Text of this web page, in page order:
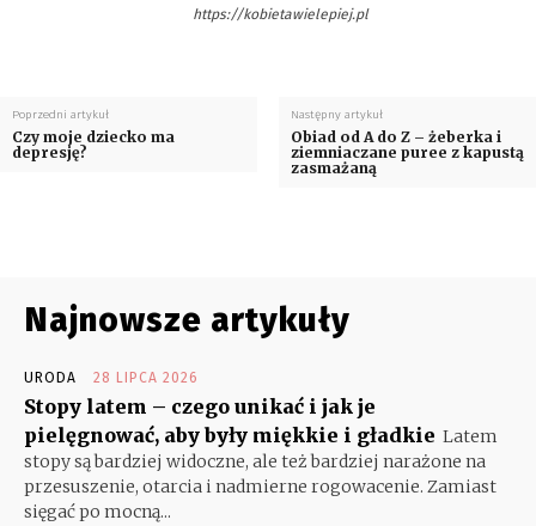
https://kobietawielepiej.pl
Poprzedni artykuł
Czy moje dziecko ma
depresję?
Następny artykuł
Obiad od A do Z – żeberka i
ziemniaczane puree z kapustą
zasmażaną
Najnowsze artykuły
URODA 28 LIPCA 2026
Stopy latem – czego unikać i jak je
pielęgnować, aby były miękkie i gładkie Latem
stopy są bardziej widoczne, ale też bardziej narażone na
przesuszenie, otarcia i nadmierne rogowacenie. Zamiast
sięgać po mocną...